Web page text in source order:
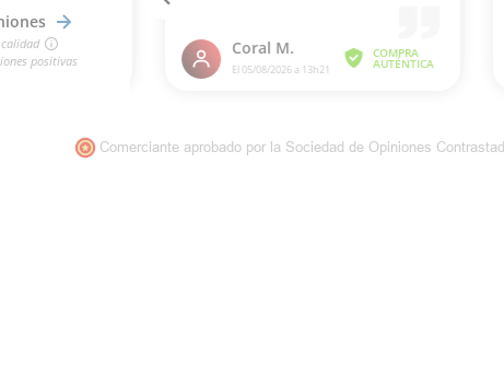
Comerciante aprobado por la Sociedad de Opiniones